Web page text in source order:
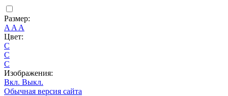
Размер:
A A A
Цвет:
C
C
C
Изображения:
Вкл. Выкл.
Обычная версия сайта